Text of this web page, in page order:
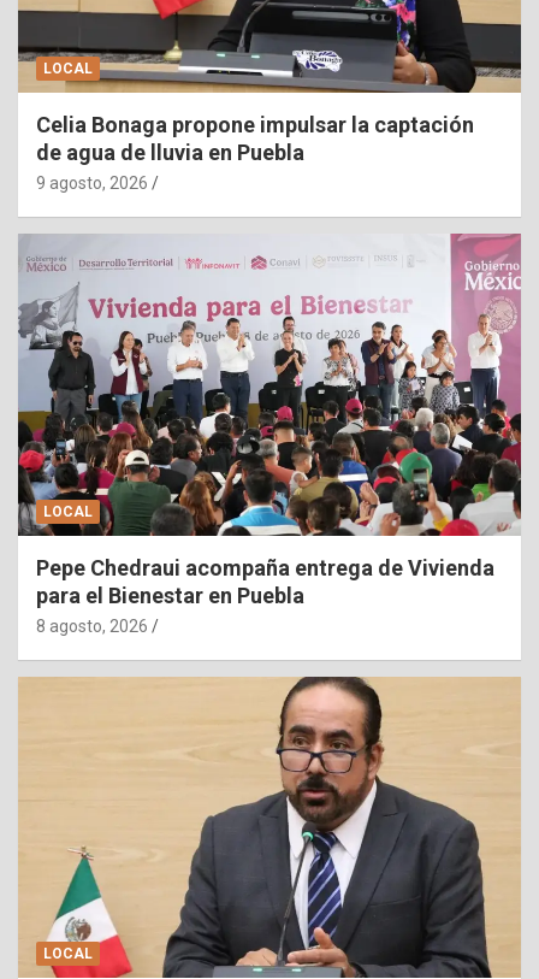
LOCAL
Celia Bonaga propone impulsar la captación
de agua de lluvia en Puebla
9 agosto, 2026
LOCAL
Pepe Chedraui acompaña entrega de Vivienda
para el Bienestar en Puebla
8 agosto, 2026
LOCAL